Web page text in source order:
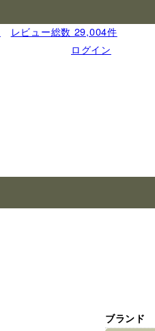
レビュー総数 29,004件
ログイン
ブランド